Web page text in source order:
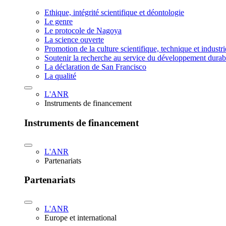
Ethique, intégrité scientifique et déontologie
Le genre
Le protocole de Nagoya
La science ouverte
Promotion de la culture scientifique, technique et
Soutenir la recherche au service du développement
La déclaration de San Francisco
La qualité
L'ANR
Instruments de financement
Instruments de financement
L'ANR
Partenariats
Partenariats
L'ANR
Europe et international